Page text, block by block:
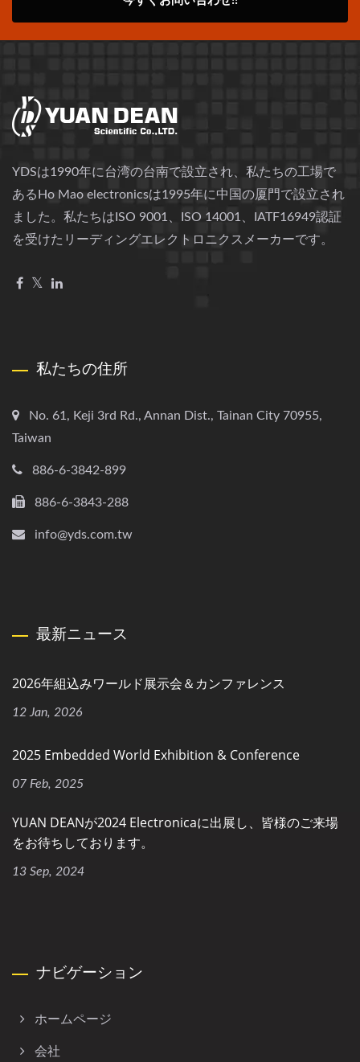
YDSは1990年に台湾の台南で設立され、私たちの工場で
あるHo Mao electronicsは1995年に中国の厦門で設立され
ました。私たちはISO 9001、ISO 14001、IATF16949認証
を受けたリーディングエレクトロニクスメーカーです。
私たちの住所
No. 61, Keji 3rd Rd., Annan Dist., Tainan City 70955,
Taiwan
886-6-3842-899
886-6-3843-288
info@yds.com.tw
最新ニュース
2026年組込みワールド展示会＆カンファレンス
12 Jan, 2026
2025 Embedded World Exhibition & Conference
07 Feb, 2025
YUAN DEANが2024 Electronicaに出展し、皆様のご来場
をお待ちしております。
13 Sep, 2024
ナビゲーション
ホームページ
会社